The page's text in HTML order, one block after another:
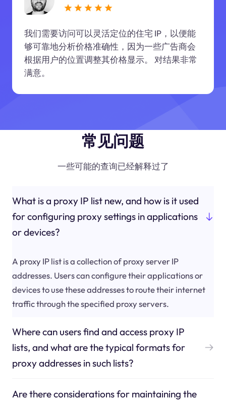
我们需要访问可以灵活定位的住宅 IP，以便能
够可靠地分析价格准确性，因为一些广告商会
根据用户的位置调整其价格显示。 对结果非常
满意。
常见问题
一些可能的查询已经解释过了
What is a proxy IP list new, and how is it used
for configuring proxy settings in applications
or devices?
A proxy IP list is a collection of proxy server IP
addresses. Users can configure their applications or
devices to use these addresses to route their internet
traffic through the specified proxy servers.
Where can users find and access proxy IP
lists, and what are the typical formats for
proxy addresses in such lists?
Are there considerations for maintaining the